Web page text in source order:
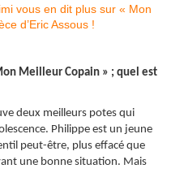
Meilleur Copain » ; quel est
deux meilleurs potes qui
Philippe est un jeune
peut-être, plus effacé que
une bonne situation. Mais